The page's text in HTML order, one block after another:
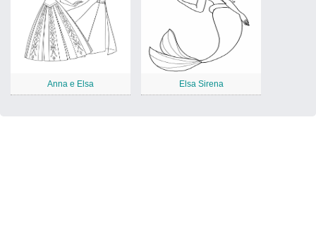
Anna e Elsa Elsa Sirena